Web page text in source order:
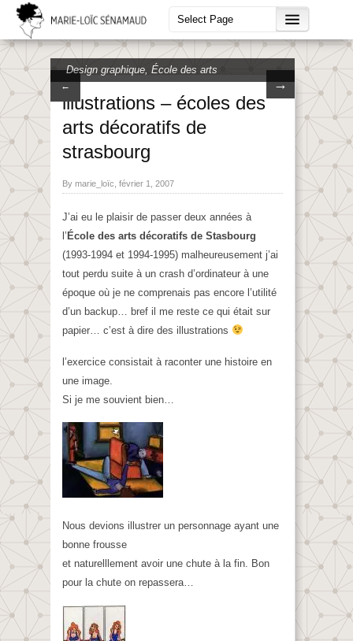
← →
Design graphique, École des arts
décoratifs de Strasbourg
, Illustration
illustrations – écoles des
arts décoratifs de
strasbourg
By marie_loïc, février 1, 2007
J’ai eu le plaisir de passer deux années à
l’ École des arts décoratifs de Stasbourg
(1993-1994 et 1994-1995) malheureusement j’ai
tout perdu suite à un crash d’ordinateur à une
époque où je ne comprenais pas encore l’utilité
d’un backup… bref il me reste ce qui était sur
papier… c’est à dire des illustrations
l’exercice consistait à raconter une histoire en
une image.
Si je me souvient bien…
Nous devions illustrer un personnage ayant une
bonne frousse
et naturelllement avoir une chute à la fin. Bon
pour la chute on repassera…